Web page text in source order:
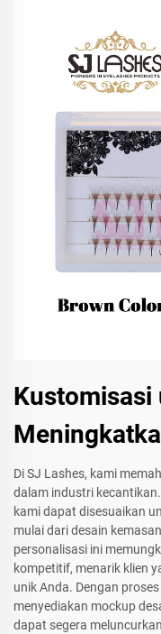
Kustomisasi
Di SJ Lashes, kami
dalam industri
kami dapat disesuaikan
mulai dari desain
personalisasi ini
kompetitif, menarik klien
unik Anda. Dengan
menyediakan mockup
dapat segera